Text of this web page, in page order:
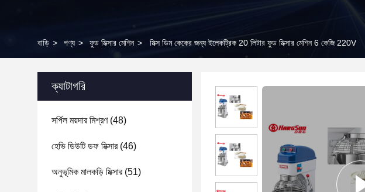
বাড়ি > পণ্য > ফুড মিক্সার মেশিন > মিক্স ডিম কেকের জন্য ইলেকট্রিক 20 লিটার ফুড মিক্সার মেশিন 6 কেজি 220V
ক্যাটাগরি
সর্পিল ময়দার মিশ্রণ(48)
হেভি ডিউটি ​​ডফ মিক্সার(46)
অনুভূমিক মালকড়ি মিক্সার(51)